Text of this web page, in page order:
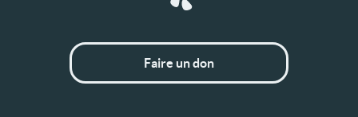
Faire un don